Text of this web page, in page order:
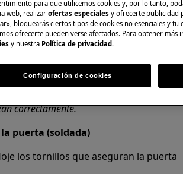
para electrodomésticos pesados son
cerrado.
no profesional pueden tener
correctamente.
puerta (soldada)
los tornillos que aseguran la puerta
para que utilicemos cookies y, por lo tanto,
web, realizar ofertas especiales y ofrecerte publicidad
bloquearás ciertos tipos de cookies no esenciales y
ofrecerte pueden verse afectados. Para obtener
y nuestra Política de privacidad.
Configuración de cookies